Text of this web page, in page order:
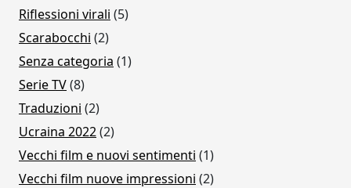
Riflessioni virali (5)
Scarabocchi (2)
Senza categoria (1)
Serie TV(8)
Traduzioni (2)
Ucraina 2022(2)
Vecchi film e nuovi sentimenti (1)
Vecchi film nuove impressioni (2)